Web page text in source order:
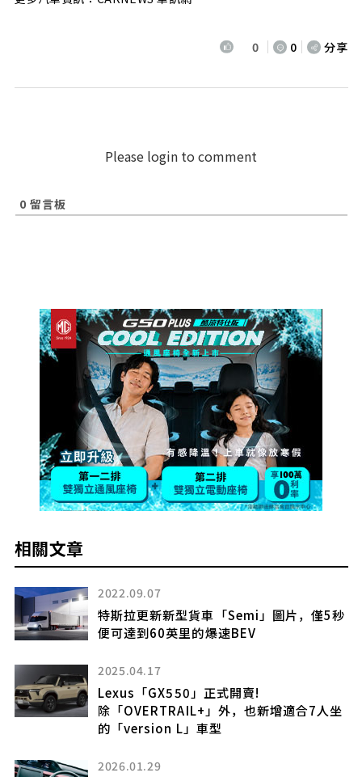
0 0 分享
Please login to comment
0 留言板
相關文章
2022.09.07
特斯拉更新新型貨車「Semi」圖片，僅5秒
便可達到60英里的爆速BEV
2025.04.17
Lexus「GX550」正式開賣!
除「OVERTRAIL+」外，也新增適合7人坐
的「version L」車型
2026.01.29